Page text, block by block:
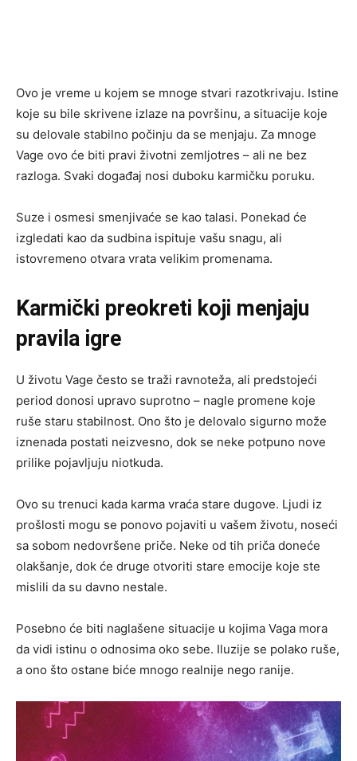
Ovo je vreme u kojem se mnoge stvari razotkrivaju. Istine
koje su bile skrivene izlaze na površinu, a situacije koje
su delovale stabilno počinju da se menjaju. Za mnoge
Vage ovo će biti pravi životni zemljotres – ali ne bez
razloga. Svaki događaj nosi duboku karmičku poruku.
Suze i osmesi smenjivaće se kao talasi. Ponekad će
izgledati kao da sudbina ispituje vašu snagu, ali
istovremeno otvara vrata velikim promenama.
Karmički preokreti koji menjaju
pravila igre
U životu Vage često se traži ravnoteža, ali predstojeći
period donosi upravo suprotno – nagle promene koje
ruše staru stabilnost. Ono što je delovalo sigurno može
iznenada postati neizvesno, dok se neke potpuno nove
prilike pojavljuju niotkuda.
Ovo su trenuci kada karma vraća stare dugove. Ljudi iz
prošlosti mogu se ponovo pojaviti u vašem životu, noseći
sa sobom nedovršene priče. Neke od tih priča doneće
olakšanje, dok će druge otvoriti stare emocije koje ste
mislili da su davno nestale.
Posebno će biti naglašene situacije u kojima Vaga mora
da vidi istinu o odnosima oko sebe. Iluzije se polako ruše,
a ono što ostane biće mnogo realnije nego ranije.